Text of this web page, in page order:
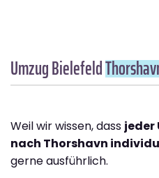
Umzug Bielefeld
Weil wir wissen, dass jeder
nach Thorshavn
gerne ausführlich.